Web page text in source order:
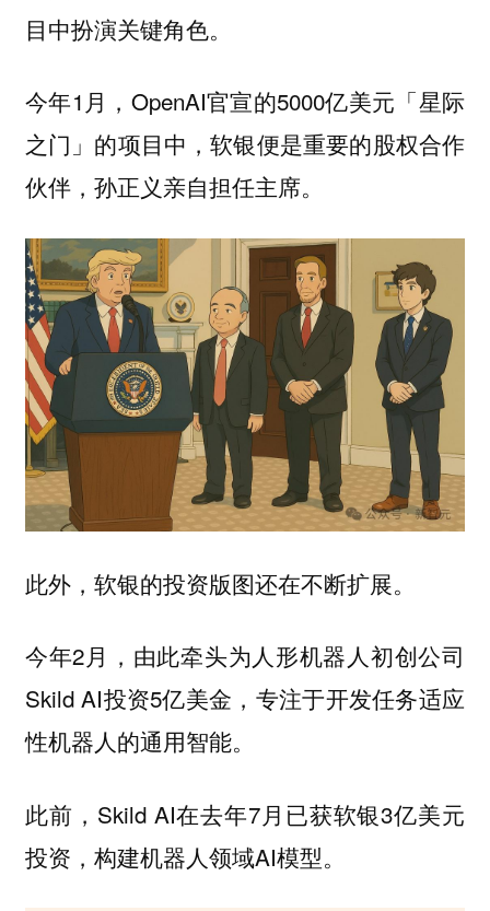
目中扮演关键角色。
今年1月，OpenAI官宣的5000亿美元「星际
之门」的项目中，软银便是重要的股权合作
伙伴，孙正义亲自担任主席。
此外，软银的投资版图还在不断扩展。
今年2月，由此牵头为人形机器人初创公司
Skild AI投资5亿美金，专注于开发任务适应
性机器人的通用智能。
此前，Skild AI在去年7月已获软银3亿美元
投资，构建机器人领域AI模型。